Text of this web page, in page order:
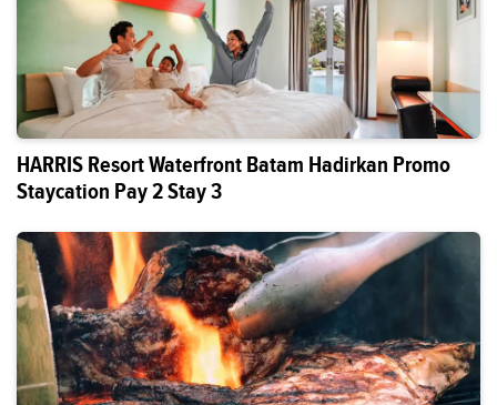
HARRIS Resort Waterfront Batam Hadirkan Promo
Staycation Pay 2 Stay 3